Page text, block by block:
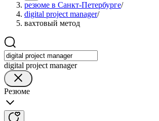
резюме в Санкт-Петербурге/
digital project manager/
вахтовый метод
digital project manager
Резюме